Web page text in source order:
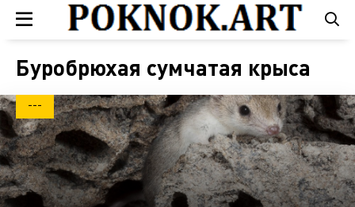
Буробрюхая сумчатая крыса
---